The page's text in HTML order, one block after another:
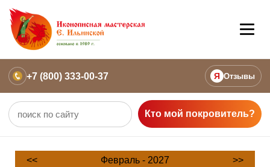
+7 (800) 333-00-37 Я Отзывы
Кто мой покровитель?
<< Февраль - 2027
>>